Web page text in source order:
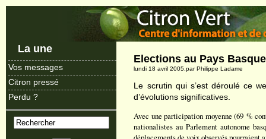
La une
Vos messages
Citron pressé
Perdu ?
Elections au Pays Basque
lundi 18 avril 2005.par Philippe Ladame
Le scrutin qui s’est déroulé ce
d’évolutions significatives.
Avec une participation moyenne (69 %
nationalistes au Parlement autonome